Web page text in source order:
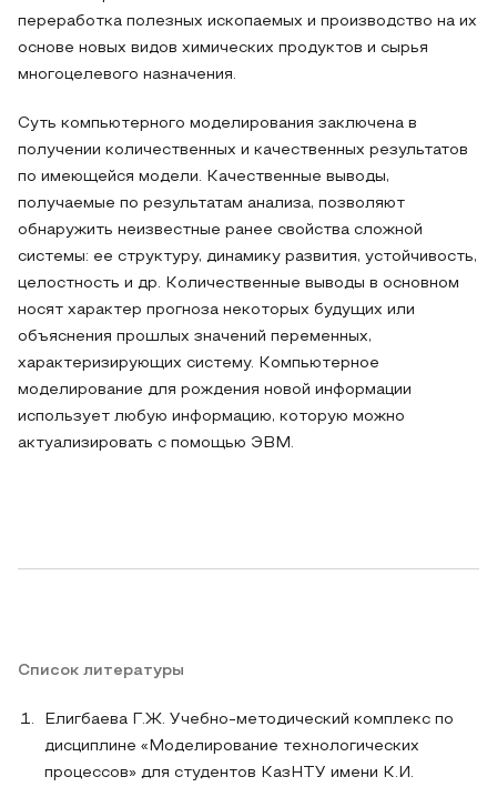
переработка полезных ископаемых и производство на их
основе новых видов химических продуктов и сырья
многоцелевого назначения.
Суть компьютерного моделирования заключена в
получении количественных и качественных результатов
по имеющейся модели. Качественные выводы,
получаемые по результатам анализа, позволяют
обнаружить неизвестные ранее свойства сложной
системы: ее структуру, динамику развития, устойчивость,
целостность и др. Количественные выводы в основном
носят характер прогноза некоторых будущих или
объяснения прошлых значений переменных,
характеризирующих систему. Компьютерное
моделирование для рождения новой информации
использует любую информацию, которую можно
актуализировать с помощью ЭВМ.
Список литературы
Елигбаева Г.Ж. Учебно-методический комплекс по
дисциплине «Моделирование технологических
процессов» для студентов КазНТУ имени К.И.